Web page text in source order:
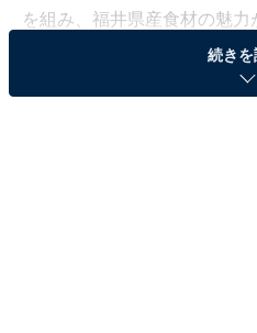
を組み、福井県産食材の魅力
膳（ふくしょうごぜん）」を
なぜ崎陽軒が福井県の食材
続きを